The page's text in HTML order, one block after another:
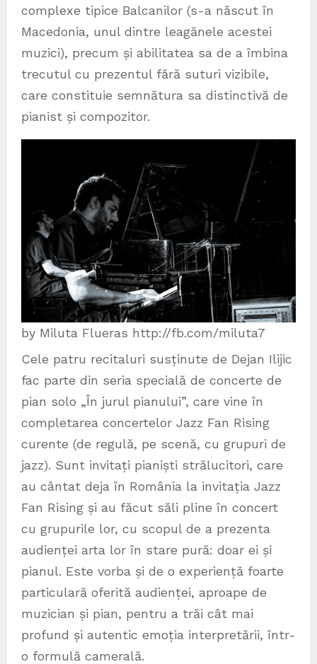
complexe tipice Balcanilor (s-a născut în
Macedonia, unul dintre leagănele acestei
muzici), precum și abilitatea sa de a îmbina
trecutul cu prezentul fără suturi vizibile,
care constituie semnătura sa distinctivă de
pianist și compozitor.
by Miluta Flueras http://fb.com/miluta7
Cele patru recitaluri susținute de Dejan Ilijic
fac parte din seria specială de concerte de
pian solo „În jurul pianului”, care vine în
completarea concertelor Jazz Fan Rising
curente (de regulă, pe scenă, cu grupuri de
jazz). Sunt invitați pianiști strălucitori, care
au cântat deja în România la invitația Jazz
Fan Rising și au făcut săli pline în concert
cu grupurile lor, cu scopul de a prezenta
audienței arta lor în stare pură: doar ei și
pianul. Este vorba și de o experiență foarte
particulară oferită audienței, aproape de
muzician și pian, pentru a trăi cât mai
profund și autentic emoția interpretării, într-
o formulă camerală.